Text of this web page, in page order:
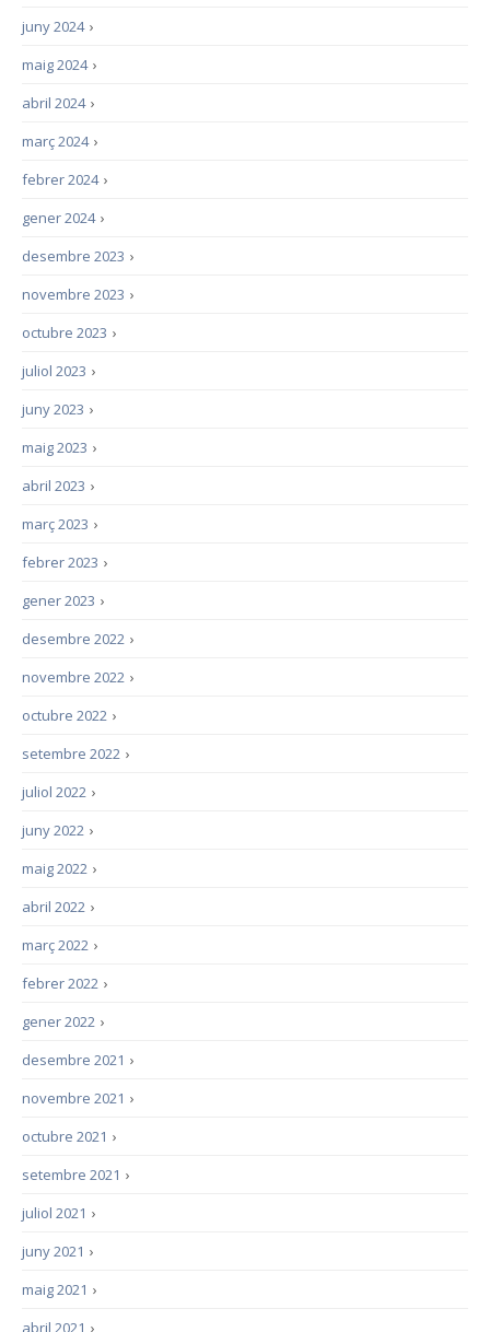
›
juny 2024
›
maig 2024
›
abril 2024
›
març 2024
›
febrer 2024
›
gener 2024
›
desembre 2023
›
novembre 2023
›
octubre 2023
›
juliol 2023
›
juny 2023
›
maig 2023
›
abril 2023
›
març 2023
›
febrer 2023
›
gener 2023
›
desembre 2022
›
novembre 2022
›
octubre 2022
›
setembre 2022
›
juliol 2022
›
juny 2022
›
maig 2022
›
abril 2022
›
març 2022
›
febrer 2022
›
gener 2022
›
desembre 2021
›
novembre 2021
›
octubre 2021
›
setembre 2021
›
juliol 2021
›
juny 2021
›
maig 2021
›
abril 2021